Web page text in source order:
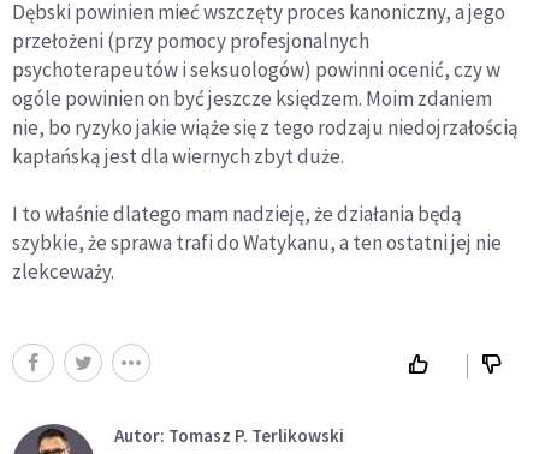
Dębski powinien mieć wszczęty proces kanoniczny, a jego
przełożeni (przy pomocy profesjonalnych
psychoterapeutów i seksuologów) powinni ocenić, czy w
ogóle powinien on być jeszcze księdzem. Moim zdaniem
nie, bo ryzyko jakie wiąże się z tego rodzaju niedojrzałością
kapłańską jest dla wiernych zbyt duże.
I to właśnie dlatego mam nadzieję, że działania będą
szybkie, że sprawa trafi do Watykanu, a ten ostatni jej nie
zlekceważy.
Autor: Tomasz P. Terlikowski